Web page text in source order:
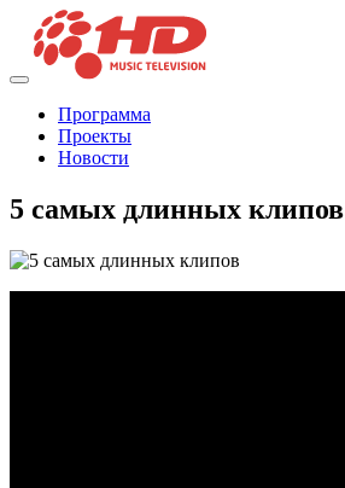
Программа
Проекты
Новости
5 самых длинных клипов